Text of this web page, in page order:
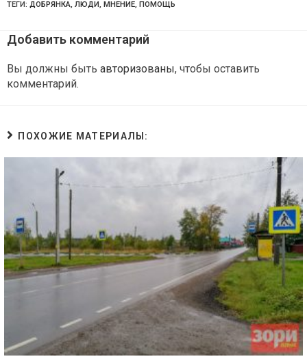
ТЕГИ: ДОБРЯНКА, ЛЮДИ, МНЕНИЕ, ПОМОЩЬ
Добавить комментарий
Вы должны быть авторизованы, чтобы оставить
комментарий.
ПОХОЖИЕ МАТЕРИАЛЫ: